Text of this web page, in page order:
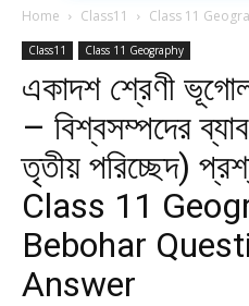
Home Class11 Class 11
Class11 Class 11 Geography
একাদশ শ্রেণী
– বিশ্বসম্পদের
তৃতীয় পরিচ্ছেদ)
Class 11
Bebohar
Answer